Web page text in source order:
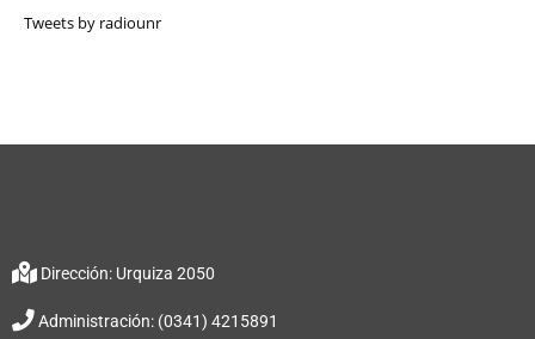
Tweets by radiounr
Dirección: Urquiza 2050
Administración: (0341) 4215891